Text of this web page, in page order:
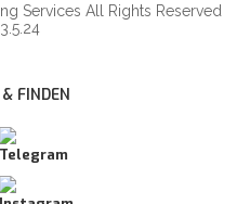
Services All Rights Reserved
FINDEN